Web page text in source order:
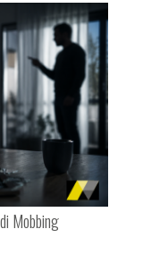
Mobbing